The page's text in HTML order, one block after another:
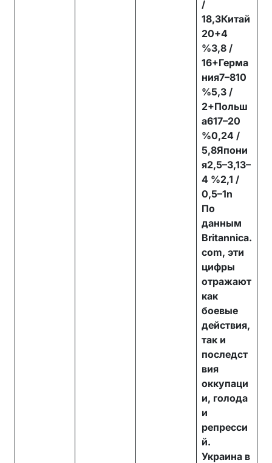
/
18,3Китай
20+4
%3,8 /
16+Герма
ния7–810
%5,3 /
2+Польш
а617–20
%0,24 /
5,8Япони
я2,5–3,13–
4 %2,1 /
0,5–1n
По
данным
Britannica.
com, эти
цифры
отражают
как
боевые
действия,
так и
последст
вия
оккупаци
и, голода
и
репресси
й.
Украина в